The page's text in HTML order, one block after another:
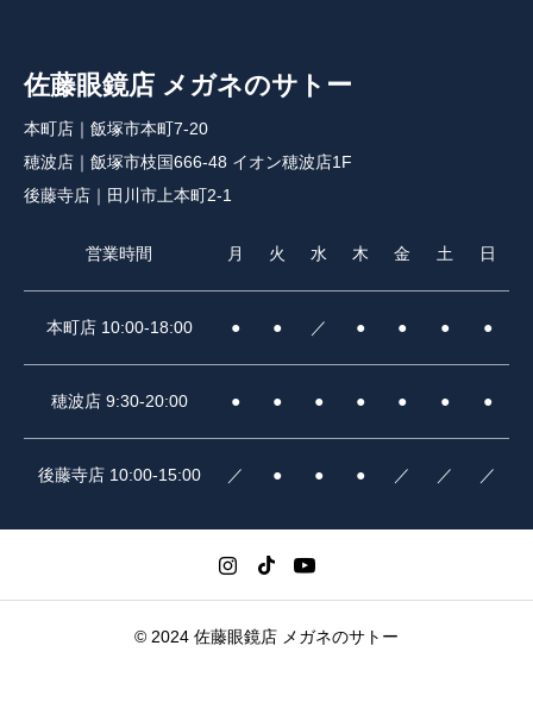
佐藤眼鏡店 メガネのサトー
本町店｜飯塚市本町7-20
穂波店｜飯塚市枝国666-48 イオン穂波店1F
後藤寺店｜田川市上本町2-1
営業時間 月 火 水 木 金 土 日
本町店 10:00-18:00 ● ● ／ ● ● ● ●
穂波店 9:30-20:00 ● ● ● ● ● ● ●
後藤寺店 10:00-15:00 ／ ● ● ● ／ ／ ／
© 2024 佐藤眼鏡店 メガネのサトー